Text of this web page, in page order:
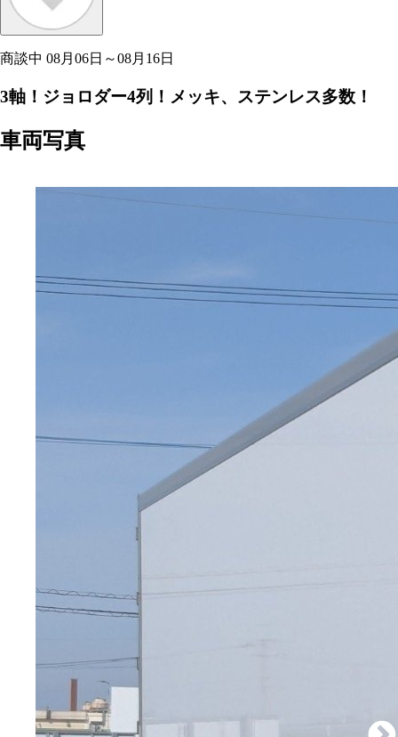
商談中 08月06日～08月16日
3軸！ジョロダー4列！メッキ、ステンレス多数！
車両写真